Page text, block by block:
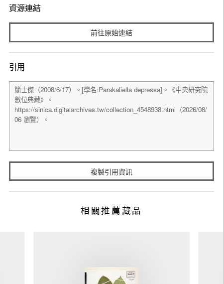
資源連結
前往原始連結
引用
複製引用資訊
相關推薦藏品